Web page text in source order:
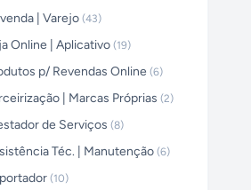
| Varejo (43)
Online | Aplicativo (19)
p/ Revendas Online (6)
| Marcas Próprias (2)
de Serviços (8)
Téc. | Manutenção (6)
(10)